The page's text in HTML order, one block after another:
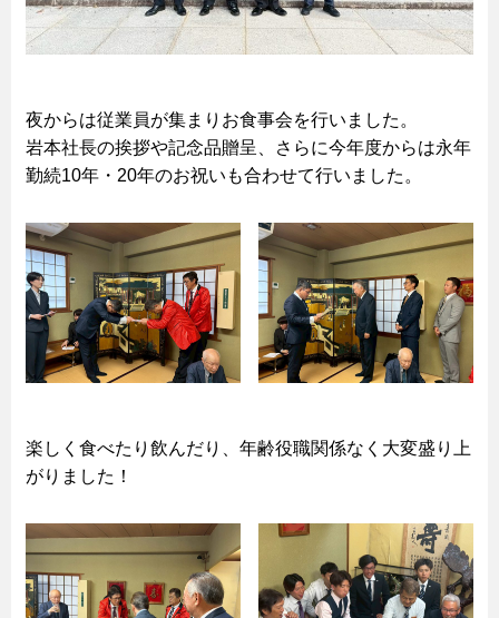
夜からは従業員が集まりお食事会を行いました。
岩本社長の挨拶や記念品贈呈、さらに今年度からは永年
勤続10年・20年のお祝いも合わせて行いました。
楽しく食べたり飲んだり、年齢役職関係なく大変盛り上
がりました！